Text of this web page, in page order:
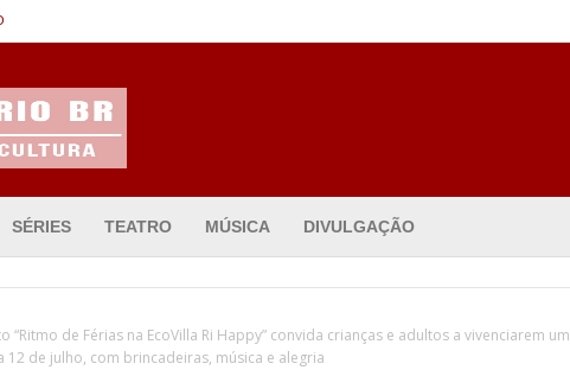
SÉRIES TEATRO MÚSICA DIVULGAÇÃO
“Ritmo de Férias na EcoVilla Ri Happy” convida crianças e adultos a vivenciarem um
de julho, com brincadeiras, música e alegria